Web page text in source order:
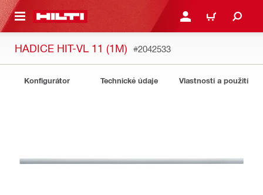
HLAVNÍ OBSAH PŘIHLÁSIT NEBO
KOŠÍK
HADICE HIT-VL 11 (1M) #2042533
Konfigurátor Technické údaje Vlastnosti a použití